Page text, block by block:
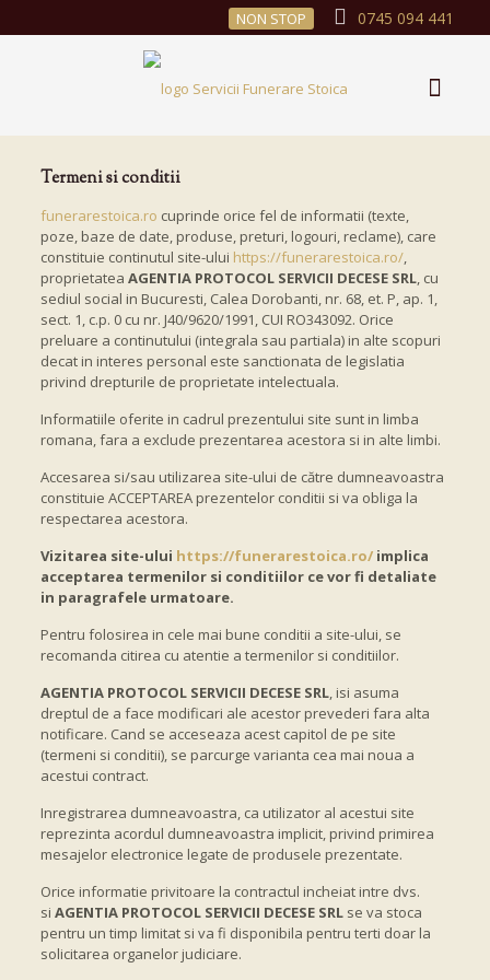
NON STOP 0745 094 441
Termeni si conditii
funerarestoica.ro cuprinde orice fel de informatii (texte,
poze, baze de date, produse, preturi, logouri, reclame), care
constituie continutul site-ului https://funerarestoica.ro/,
proprietateaAGENTIA PROTOCOL SERVICII DECESE SRL, cu
sediul social in Bucuresti, Calea Dorobanti, nr. 68, et. P, ap. 1,
sect. 1, c.p. 0 cu nr. J40/9620/1991, CUI RO343092. Orice
preluare a continutului (integrala sau partiala) in alte scopuri
decat in interes personal este sanctionata de legislatia
privind drepturile de proprietate intelectuala.
Informatiile oferite in cadrul prezentului site sunt in limba
romana, fara a exclude prezentarea acestora si in alte limbi.
Accesarea si/sau utilizarea site-ului de către dumneavoastra
constituie ACCEPTAREA prezentelor conditii si va obliga la
respectarea acestora.
Vizitarea site-ului https://funerarestoica.ro/ implica
acceptarea termenilor si conditiilor ce vor fi detaliate
in paragrafele urmatoare.
Pentru folosirea in cele mai bune conditii a site-ului, se
recomanda citirea cu atentie a termenilor si conditiilor.
AGENTIA PROTOCOL SERVICII DECESE SRL, isi asuma
dreptul de a face modificari ale acestor prevederi fara alta
notificare. Cand se acceseaza acest capitol de pe site
(termeni si conditii), se parcurge varianta cea mai noua a
acestui contract.
Inregistrarea dumneavoastra, ca utilizator al acestui site
reprezinta acordul dumneavoastra implicit, privind primirea
mesajelor electronice legate de produsele prezentate.
Orice informatie privitoare la contractul incheiat intre dvs.
siAGENTIA PROTOCOL SERVICII DECESE SRL se va stoca
pentru un timp limitat si va fi disponibila pentru terti doar la
solicitarea organelor judiciare.